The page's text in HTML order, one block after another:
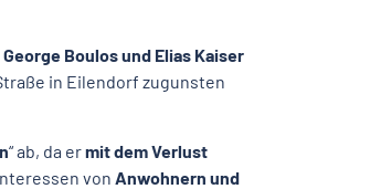
George Boulos und Elias Kaiser
in Eilendorf zugunsten
“ ab, da ermit dem Verlust
von Anwohnern und